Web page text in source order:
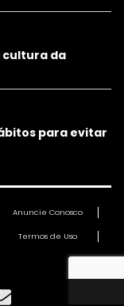
cultura da
para evitar
Anuncie Conosco
Termos de Uso